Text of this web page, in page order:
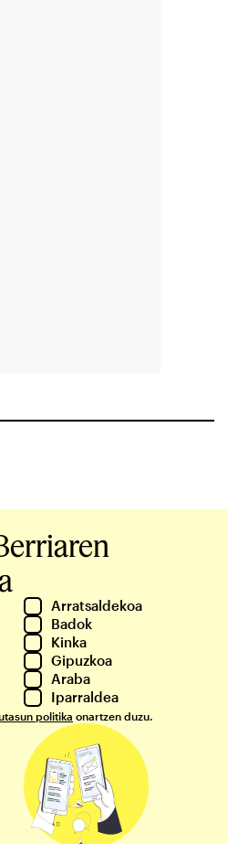
Arratsaldekoa
Badok
Kinka
Gipuzkoa
Araba
Iparraldea
politika onartzen duzu.